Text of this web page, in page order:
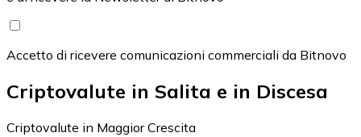
Accetto di ricevere comunicazioni commerciali da Bitnovo
Criptovalute in Salita e in Discesa
Criptovalute in Maggior Crescita